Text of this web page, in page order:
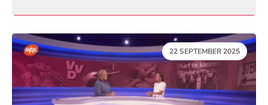
DATUM:
22 SEPTEMBER 2025